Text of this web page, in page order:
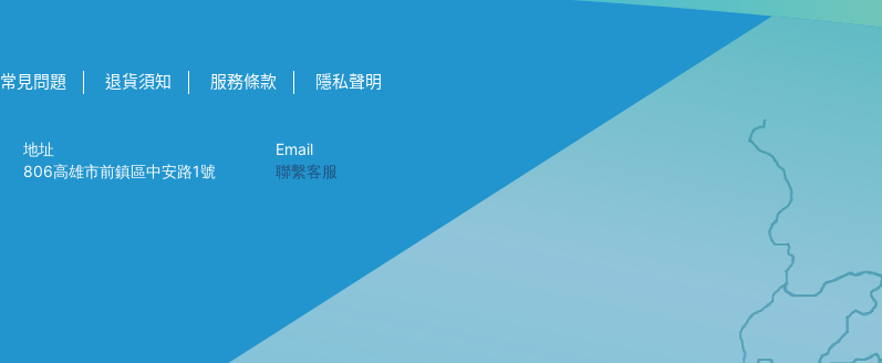
常見問題 退貨須知 服務條款 隱私聲明
地址
806高雄市前鎮區中安路1號
Email
聯繫客服